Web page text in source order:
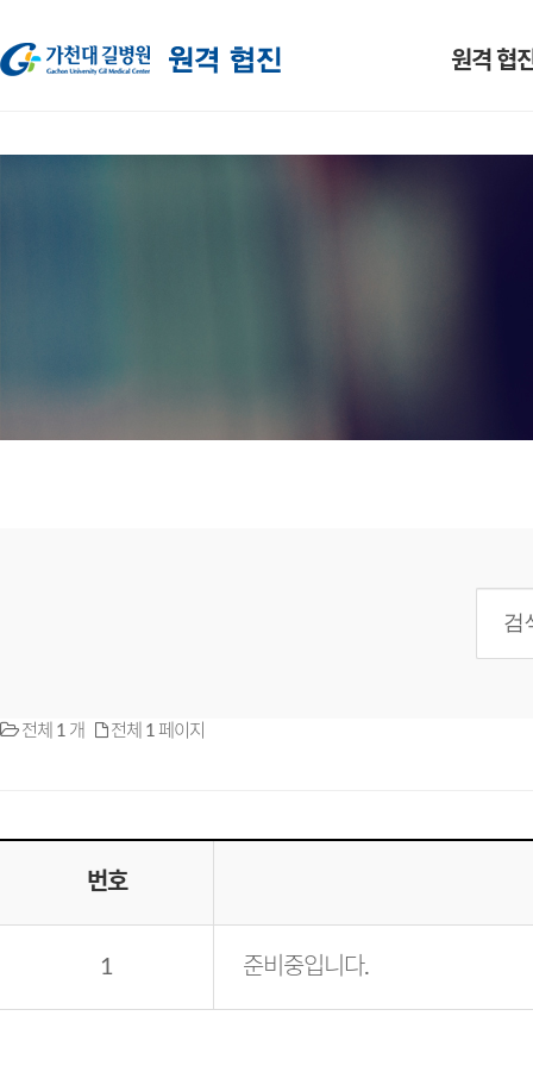
원격 협
사업 소개
전체 1 개 전체 1 페이지
번호
1 준비중입니다.